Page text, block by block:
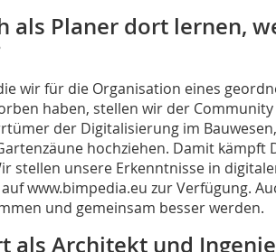
als Planer dort lernen,
wir für die Organisation eines
haben, stellen wir der Community
der Digitalisierung im
hochziehen. Damit kämpft
stellen unsere Erkenntnisse in
www.bimpedia.eu zur Verfügung.
und gemeinsam besser werden.
als Architekt und